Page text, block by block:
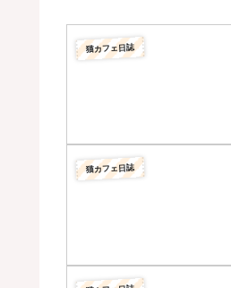
猫カフェ日誌
猫カフェ日誌